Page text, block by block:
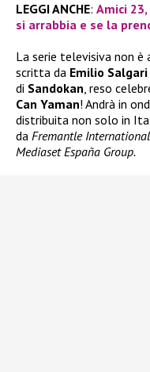
LEGGI ANCHE: Amici
si arrabbia e se la
La serie televisiva non
scritta da Emilio Salgari
di Sandokan, reso
Can Yaman! Andrà in
distribuita non solo in
da Fremantle International
Mediaset España Group.